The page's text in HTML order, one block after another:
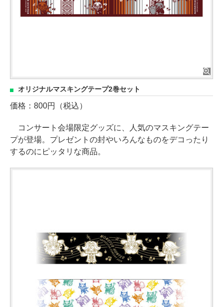
オリジナルマスキングテープ2巻セット
価格：800円（税込）
コンサート会場限定グッズに、人気のマスキングテー
プが登場。プレゼントの封やいろんなものをデコったり
するのにピッタリな商品。